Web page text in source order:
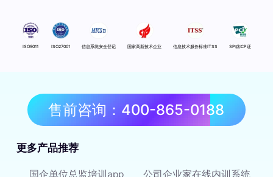
ISO9011 ISO27001 信息系统安全登记 国家高新技术企业 信息技术服务标准ITSS SP或ICP证
售前咨询：400-865-0188
更多产品推荐
国企单位总监培训app
公司企业家在线内训系统